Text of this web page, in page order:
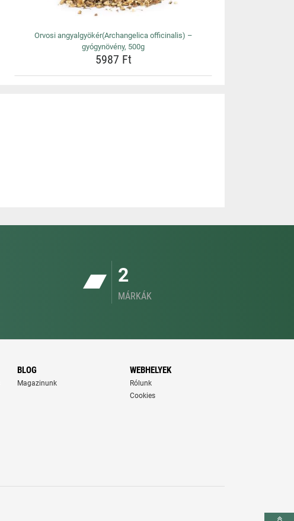
Orvosi angyalgyökér(Archangelica officinalis) –
gyógynövény, 500g
5987 Ft
2
MÁRKÁK
BLOG
Magazinunk
WEBHELYEK
Rólunk
Cookies